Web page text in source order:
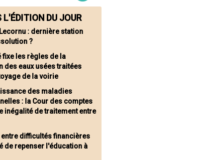
L'ÉDITION DU JOUR
: dernière station
?
fixe les règles de la
des eaux usées traitées
de la voirie
des maladies
: la Cour des comptes
inégalité de traitement entre
entre difficultés financières
de repenser l'éducation à